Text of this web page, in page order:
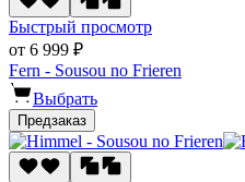
Быстрый просмотр
от 6 999 ₽
Fern - Sousou no Frieren
Выбрать
Предзаказ